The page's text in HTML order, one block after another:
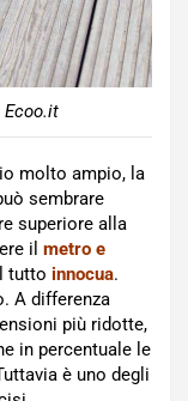
molto ampio, la
sembrare
superiore alla
il metro e
tutto innocua.
A differenza
più ridotte,
in percentuale le
è uno degli